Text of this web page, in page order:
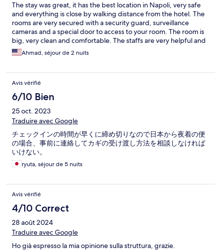
The stay was great, it has the best location in Napoli, very safe
and everything is close by walking distance from the hotel. The
rooms are very secured with a security guard, surveillance
cameras and a special door to access to your room. The room is
big, very clean and comfortable. The staffs are very helpful and
kind. The price was very cheap when compared to other hotels
around and for the quality you get 😇
Ahmad, séjour de 2 nuits
Avis vérifié
6/10 Bien
25 oct. 2023
Traduire avec Google
チェックインの時間が早くに締め切りなので日本から夜着の便
の場合、事前に連絡してカギの受け渡し方法を相談しなければ
いけない。
ryuta, séjour de 5 nuits
Avis vérifié
4/10 Correct
28 août 2024
Traduire avec Google
Ho già espresso la mia opinione sulla struttura, grazie.